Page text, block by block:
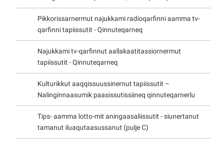
Pikkorissarnermut najukkami radioqarfinni aamma tv-
qarfinni tapiissutit - Qinnuteqarneq
Najukkami tv-qarfinnut aallakaatitassiornermut
tapiissutit - Qinnuteqarneq
Kulturikkut aaqqissuussinernut tapiissutit –
Nalinginnaasumik paasissutissiineq qinnuteqarnerlu
Tips- aamma lotto-mit aningaasaliissutit - siunertanut
tamanut iluaqutaasussanut (pulje C)